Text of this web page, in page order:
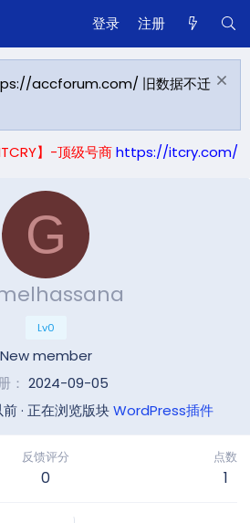
登录 注册
accforum.com/ 旧数据不迁
】-顶级号商https://itcry.com/
G
Lv0
New member
2024-09-05
前 · 正在浏览版块WordPress插件
反馈评分
0
点数
1